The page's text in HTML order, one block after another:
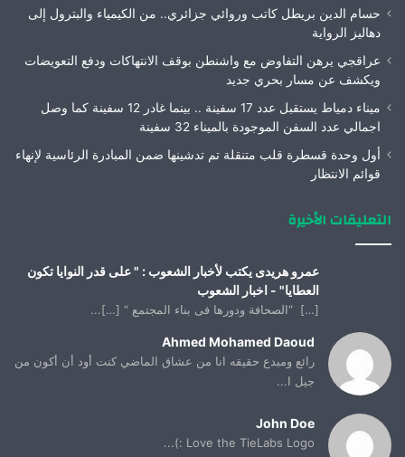
حسام الدين بريطل كاتب وروائي جزائري.. من الكيمياء والبترول إلى
دهاليز الرواية
عراقجي يرهن التفاوض مع واشنطن بوقف الانتهاكات ودفع التعويضات
ويكشف عن مسار بحري جديد
ميناء دمياط يستقبل عدد 17 سفينة .. بينما غادر 12 سفينة كما وصل
اجمالي عدد السفن الموجودة بالميناء 32 سفينة
أول وحدة قسطرة قلب متنقلة تم تدشينها ضمن المبادرة الرئاسية لإنهاء
قوائم الانتظار
التعليقات الأخيرة
عمرو هريدى يكتب لأخبار الشعوب : " على قدر النوايا تكون
العطايا" - اخبار الشعوب
[…] “الصحافة ودورها فى بناء المجتمع “ […]...
Ahmed Mohamed Daoud
رائع ومبدع حقيقه انا من عشاق الماضي كنت أود أن أكون من
جيل ا...
John Doe
Love the TieLabs Logo :)...